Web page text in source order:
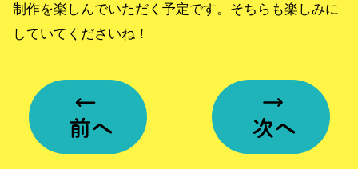
制作を楽しんでいただく予定です。そちらも楽しみに
していてくださいね！